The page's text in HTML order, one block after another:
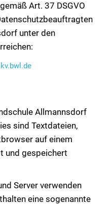
Art. 37 DSGVO
unter den
Allmannsdorf
sind Textdateien,
auf einem
und gespeichert
Server verwenden
eine sogenannte